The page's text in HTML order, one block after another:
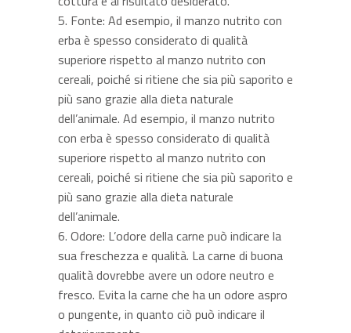
Fonte: Ad esempio, il manzo nutrito con
erba è spesso considerato di qualità
superiore rispetto al manzo nutrito con
cereali, poiché si ritiene che sia più saporito e
più sano grazie alla dieta naturale
dell’animale. Ad esempio, il manzo nutrito
con erba è spesso considerato di qualità
superiore rispetto al manzo nutrito con
cereali, poiché si ritiene che sia più saporito e
più sano grazie alla dieta naturale
dell’animale.
Odore: L’odore della carne può indicare la
sua freschezza e qualità. La carne di buona
qualità dovrebbe avere un odore neutro e
fresco. Evita la carne che ha un odore aspro
o pungente, in quanto ciò può indicare il